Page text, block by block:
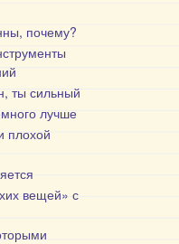
почему?
ты сильный
лучше
плохой
вещей» с